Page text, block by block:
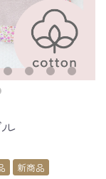
ル
新商品